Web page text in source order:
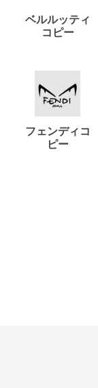
ベルルッティ
コピー
フェンディコ
ピー